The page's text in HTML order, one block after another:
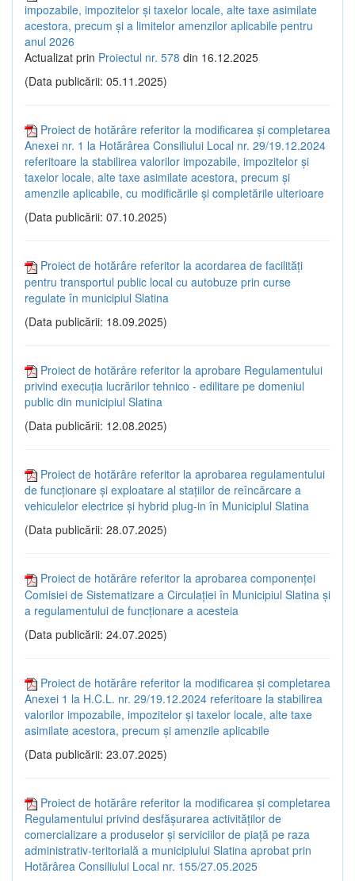
impozabile, impozitelor și taxelor locale, alte taxe asimilate
acestora, precum și a limitelor amenzilor aplicabile pentru
anul 2026
Actualizat prin Proiectul nr. 578 din 16.12.2025
(Data publicării: 05.11.2025)
Proiect de hotărâre referitor la modificarea și completarea
Anexei nr. 1 la Hotărârea Consiliului Local nr. 29/19.12.2024
referitoare la stabilirea valorilor impozabile, impozitelor și
taxelor locale, alte taxe asimilate acestora, precum și
amenzile aplicabile, cu modificările și completările ulterioare
(Data publicării: 07.10.2025)
Proiect de hotărâre referitor la acordarea de facilități
pentru transportul public local cu autobuze prin curse
regulate în municipiul Slatina
(Data publicării: 18.09.2025)
Proiect de hotărâre referitor la aprobare Regulamentului
privind execuţia lucrărilor tehnico - edilitare pe domeniul
public din municipiul Slatina
(Data publicării: 12.08.2025)
Proiect de hotărâre referitor la aprobarea regulamentului
de funcţionare şi exploatare al staţiilor de reîncărcare a
vehiculelor electrice şi hybrid plug-in în Municiplul Slatina
(Data publicării: 28.07.2025)
Proiect de hotărâre referitor la aprobarea componenţei
Comisiei de Sistematizare a Circulaţiei în Municipiul Slatina și
a regulamentului de funcţionare a acesteia
(Data publicării: 24.07.2025)
Proiect de hotărâre referitor la modificarea și completarea
Anexei 1 la H.C.L. nr. 29/19.12.2024 referitoare la stabilirea
valorilor impozabile, impozitelor și taxelor locale, alte taxe
asimilate acestora, precum și amenzile aplicabile
(Data publicării: 23.07.2025)
Proiect de hotărâre referitor la modificarea și completarea
Regulamentului privind desfășurarea activităților de
comercializare a produselor și serviciilor de piață pe raza
administrativ-teritorială a municipiului Slatina aprobat prin
Hotărârea Consiliului Local nr. 155/27.05.2025